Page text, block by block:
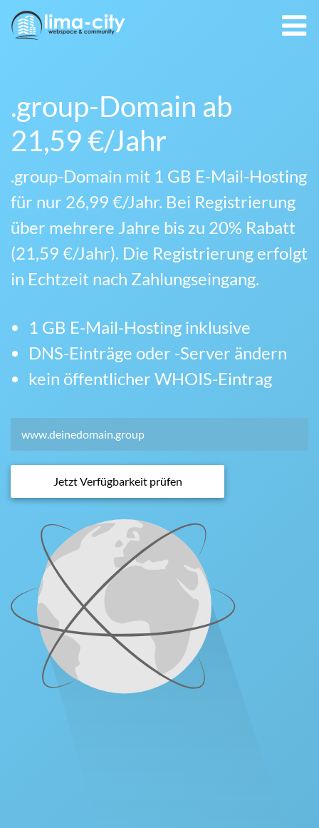
.group-Domain ab
21,59 €/Jahr
.group-Domain mit 1 GB E-Mail-Hosting
für nur 26,99 €/Jahr. Bei Registrierung
über mehrere Jahre bis zu 20% Rabatt
(21,59 €/Jahr). Die Registrierung erfolgt
in Echtzeit nach Zahlungseingang.
1 GB E-Mail-Hosting inklusive
DNS-Einträge oder -Server ändern
kein öffentlicher WHOIS-Eintrag
Jetzt Verfügbarkeit prüfen